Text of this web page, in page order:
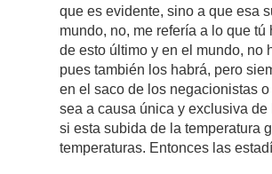
que es evidente, sino a que esa
mundo, no, me refería a lo que
de esto último y en el mundo, no
pues también los habrá, pero
en el saco de los negacionistas
sea a causa única y exclusiva
si esta subida de la temperatura
temperaturas. Entonces las